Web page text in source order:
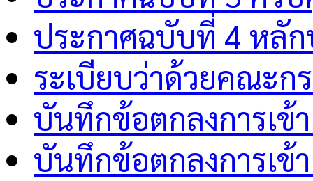
ประกาศฉบับที่ 4 หลั
ระเบียบว่าด้วยคณะก
บันทึกข้อตกลงการเข้
บันทึกข้อตกลงการเข้